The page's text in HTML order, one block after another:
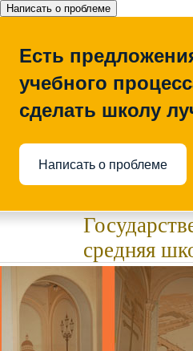
Написать о проблеме
Есть
учебного
сделать школу
Написать о проблеме
средняя